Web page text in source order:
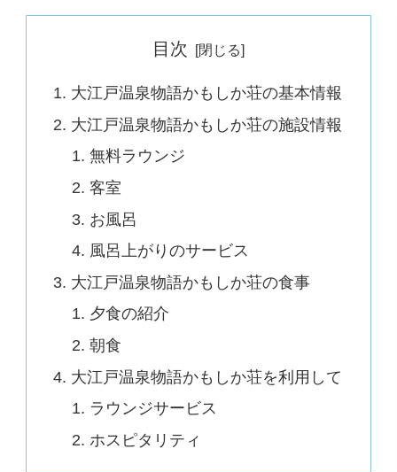
目次
大江戸温泉物語かもしか荘の基本情報
大江戸温泉物語かもしか荘の施設情報
無料ラウンジ
客室
お風呂
風呂上がりのサービス
大江戸温泉物語かもしか荘の食事
夕食の紹介
朝食
大江戸温泉物語かもしか荘を利用して
ラウンジサービス
ホスピタリティ